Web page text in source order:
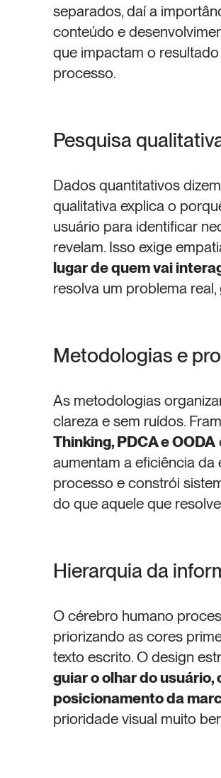
separados, daí a
conteúdo e
que impactam o
processo.
Pesquisa
Dados quantitativos
qualitativa explica o
usuário para identificar
revelam. Isso exige
lugar de quem vai
resolva um problema
Metodologias e
As metodologias
clareza e sem ruídos.
Thinking, PDCA e OODA
aumentam a eficiência
processo e constrói
do que aquele que
Hierarquia da
O cérebro humano
priorizando as cores
guiar o olhar do
posicionamento da
prioridade visual muito